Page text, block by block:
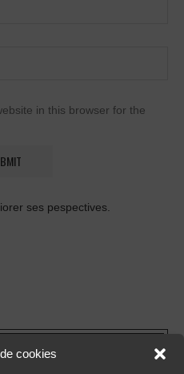
cookies
in this browser for the
ses pespectives.